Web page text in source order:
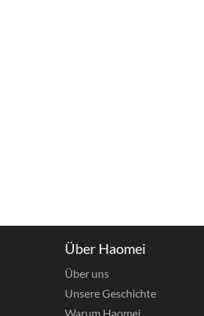
Über Haomei
Über uns
Unsere Geschichte
Warum Haomei